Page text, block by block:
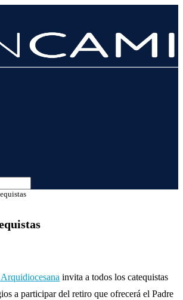
invita a todos los catequistas
a participar del retiro que ofrecerá el Padre